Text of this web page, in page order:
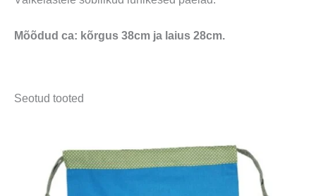
Mõõdud ca: kõrgus 38cm ja laius 28cm.
Seotud tooted